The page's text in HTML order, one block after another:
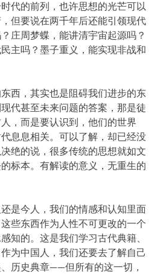
代的前列，也许思想的光芒可以
但要说在两千年后还能引领现代
庄周梦蝶，能讲清宇宙起源吗？
主吗？墨子重义，能实现非战和
西，其实也是阻碍我们进步的东
代甚至未来问题的答案，那是徒
，而是要认识到，他们的世界
息息相关。可以了解，却已经没
绝的说，很多传统的思想就如文
标本。有解读的意义，无重生的
是今人，我们的情感和认知里面
些东西作为人性不可更改的一个
知的。这是我们学习古代典籍、
为中国人，我们还要去了解自己
历史典章——但所有的这一切，